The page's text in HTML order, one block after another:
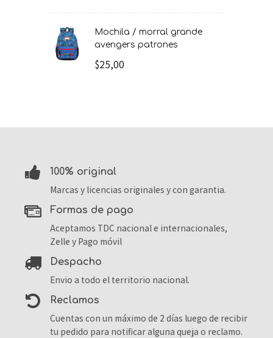
mochila / morral grande
avengers patrones
$25,00
100% original
Marcas y licencias originales y con garantia.
formas de pago
Aceptamos TDC nacional e internacionales,
Zelle y Pago móvil
despacho
Envio a todo el territorio nacional.
reclamos
Cuentas con un máximo de 2 días luego de recibir
tu pedido para notificar alguna queja o reclamo.